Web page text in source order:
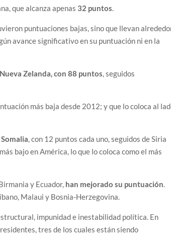
que alcanza apenas 32 puntos.
puntuaciones bajas, sino que llevan
avance significativo en su puntuación ni en la
Zelanda, con 88 puntos, seguidos
más baja desde 2012; y que lo coloca al
, con 12 puntos cada uno, seguidos de Siria
bajo en América, lo que lo coloca como el más
y Ecuador, han mejorado su puntuación.
Malaui y Bosnia-Herzegovina.
impunidad e inestabilidad política. En
tres de los cuales están siendo